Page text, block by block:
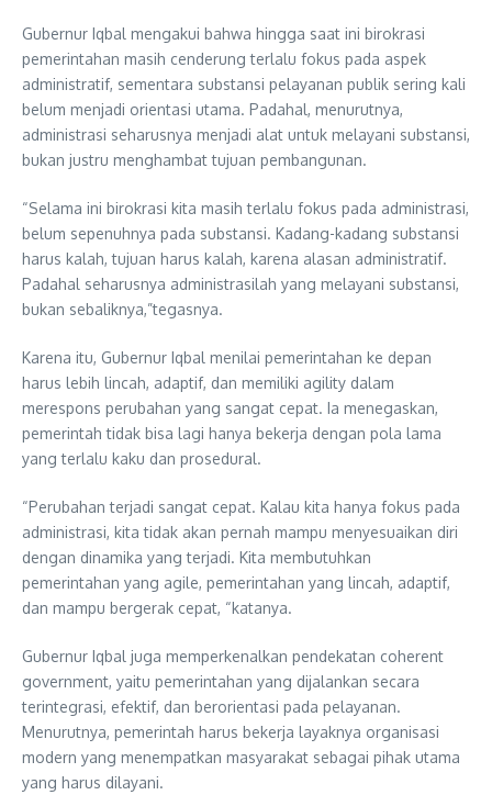
Gubernur Iqbal mengakui bahwa hingga saat ini birokrasi
pemerintahan masih cenderung terlalu fokus pada aspek
administratif, sementara substansi pelayanan publik sering kali
belum menjadi orientasi utama. Padahal, menurutnya,
administrasi seharusnya menjadi alat untuk melayani substansi,
bukan justru menghambat tujuan pembangunan.
“Selama ini birokrasi kita masih terlalu fokus pada administrasi,
belum sepenuhnya pada substansi. Kadang-kadang substansi
harus kalah, tujuan harus kalah, karena alasan administratif.
Padahal seharusnya administrasilah yang melayani substansi,
bukan sebaliknya,”tegasnya.
Karena itu, Gubernur Iqbal menilai pemerintahan ke depan
harus lebih lincah, adaptif, dan memiliki agility dalam
merespons perubahan yang sangat cepat. Ia menegaskan,
pemerintah tidak bisa lagi hanya bekerja dengan pola lama
yang terlalu kaku dan prosedural.
“Perubahan terjadi sangat cepat. Kalau kita hanya fokus pada
administrasi, kita tidak akan pernah mampu menyesuaikan diri
dengan dinamika yang terjadi. Kita membutuhkan
pemerintahan yang agile, pemerintahan yang lincah, adaptif,
dan mampu bergerak cepat, “katanya.
Gubernur Iqbal juga memperkenalkan pendekatan coherent
government, yaitu pemerintahan yang dijalankan secara
terintegrasi, efektif, dan berorientasi pada pelayanan.
Menurutnya, pemerintah harus bekerja layaknya organisasi
modern yang menempatkan masyarakat sebagai pihak utama
yang harus dilayani.